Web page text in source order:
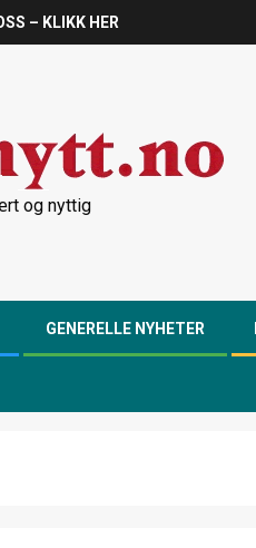
– KLIKK HER
og nyttig
GENERELLE NYHETER